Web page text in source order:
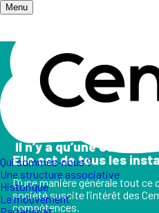
Menu
Qui sommes-nous ?
Une structure associative
Historique
Le mouvement
Accueil/ Champs d'action
Les champs
II n’y a qu’une
Elle est de tous les
D’une manière générale tout ce
société suscite l’intérêt des
compétences.